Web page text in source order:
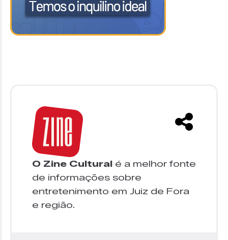
O Zine Cultural é a melhor fonte
de informações sobre
entretenimento em Juiz de Fora
e região.